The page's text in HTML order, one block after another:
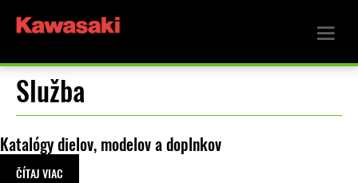
Služba
Katalógy dielov, modelov a doplnkov
ČÍTAJ VIAC